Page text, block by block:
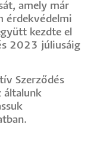
amely már
érdekvédelmi
kezdte el
2023 júliusáig
Szerződés
általunk